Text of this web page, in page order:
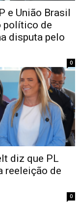
e União Brasil
político de
disputa pelo
0
diz que PL
reeleição de
0